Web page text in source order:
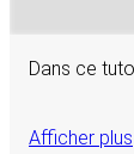
Dans ce
Afficher plus